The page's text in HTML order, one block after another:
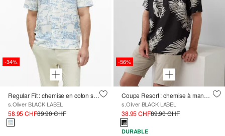
-34%
Regular Fit : chemise en coton structuré
s.Oliver BLACK LABEL
58.95 CHF89.90 CHF
-56%
Coupe Resort : chemise à manches courtes en viscose mélangée
s.Oliver BLACK LABEL
38.95 CHF89.90 CHF
DURABLE